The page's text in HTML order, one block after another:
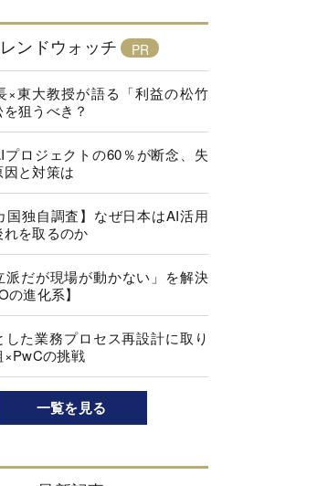
レンドウォッチ
×東大教授が語る「利益の松竹
狙うべき？
プロジェクトの60％が断念、失
と対策は
国独自調査】なぜ日本はAI活用
を取るのか
派だが現場が動かない」を解決
進化系】
した業務プロセス再設計に取り
×PwCの挑戦
一覧を見る